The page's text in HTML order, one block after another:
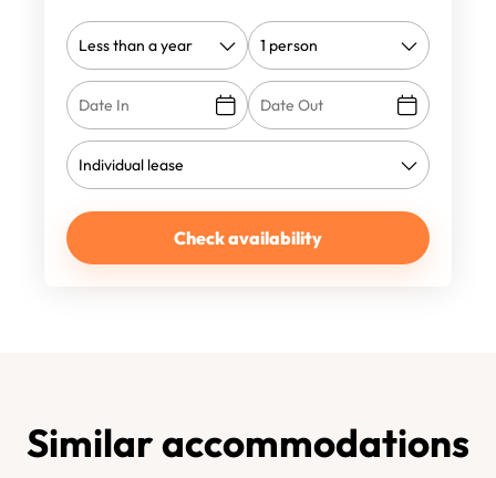
Check availability
Similar accommodations